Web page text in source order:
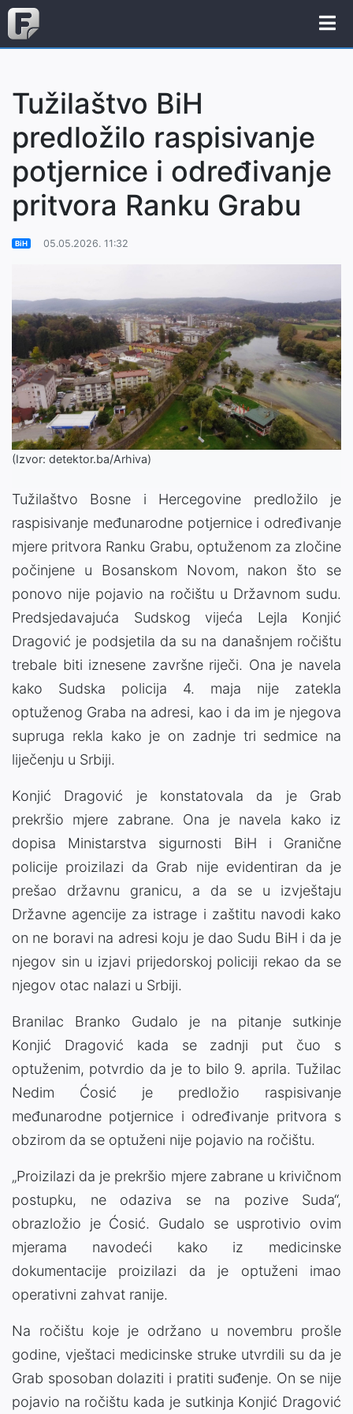
Tužilaštvo BiH
predložilo raspisivanje
potjernice i određivanje
pritvora Ranku Grabu
BiH 05.05.2026. 11:32
(Izvor: detektor.ba/Arhiva)
Tužilaštvo Bosne i Hercegovine predložilo je
raspisivanje međunarodne potjernice i određivanje
mjere pritvora Ranku Grabu, optuženom za zločine
počinjene u Bosanskom Novom, nakon što se
ponovo nije pojavio na ročištu u Državnom sudu.
Predsjedavajuća Sudskog vijeća Lejla Konjić
Dragović je podsjetila da su na današnjem ročištu
trebale biti iznesene završne riječi. Ona je navela
kako Sudska policija 4. maja nije zatekla
optuženog Graba na adresi, kao i da im je njegova
supruga rekla kako je on zadnje tri sedmice na
liječenju u Srbiji.
Konjić Dragović je konstatovala da je Grab
prekršio mjere zabrane. Ona je navela kako iz
dopisa Ministarstva sigurnosti BiH i Granične
policije proizilazi da Grab nije evidentiran da je
prešao državnu granicu, a da se u izvještaju
Državne agencije za istrage i zaštitu navodi kako
on ne boravi na adresi koju je dao Sudu BiH i da je
njegov sin u izjavi prijedorskoj policiji rekao da se
njegov otac nalazi u Srbiji.
Branilac Branko Gudalo je na pitanje sutkinje
Konjić Dragović kada se zadnji put čuo s
optuženim, potvrdio da je to bilo 9. aprila. Tužilac
Nedim Ćosić je predložio raspisivanje
međunarodne potjernice i određivanje pritvora s
obzirom da se optuženi nije pojavio na ročištu.
„Proizilazi da je prekršio mjere zabrane u krivičnom
postupku, ne odaziva se na pozive Suda“,
obrazložio je Ćosić. Gudalo se usprotivio ovim
mjerama navodeći kako iz medicinske
dokumentacije proizilazi da je optuženi imao
operativni zahvat ranije.
Na ročištu koje je održano u novembru prošle
godine, vještaci medicinske struke utvrdili su da je
Grab sposoban dolaziti i pratiti suđenje. On se nije
pojavio na ročištu kada je sutkinja Konjić Dragović